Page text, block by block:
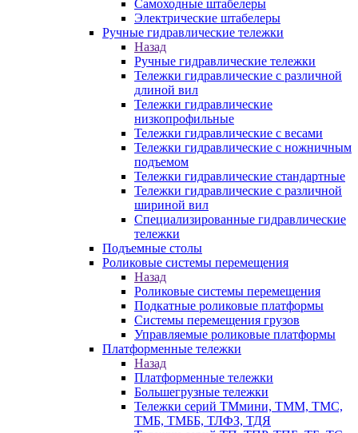
Самоходные штабелеры
Электрические штабелеры
Ручные гидравлические тележки
Назад
Ручные гидравлические тележки
Тележки гидравлические с различной
длиной вил
Тележки гидравлические
низкопрофильные
Тележки гидравлические с весами
Тележки гидравлические с ножничным
подъемом
Тележки гидравлические стандартные
Тележки гидравлические с различной
шириной вил
Специализированные гидравлические
тележки
Подъемные столы
Роликовые системы перемещения
Назад
Роликовые системы перемещения
Подкатные роликовые платформы
Системы перемещения грузов
Управляемые роликовые платформы
Платформенные тележки
Назад
Платформенные тележки
Большегрузные тележки
Тележки серий ТМмини, ТММ, ТМС,
ТМБ, ТМББ, ТЛФЗ, ТДЯ